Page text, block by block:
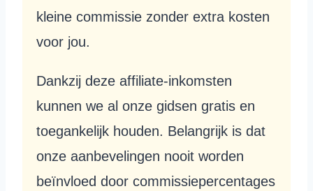
kleine commissie zonder extra kosten
voor jou.
Dankzij deze affiliate-inkomsten
kunnen we al onze gidsen gratis en
toegankelijk houden. Belangrijk is dat
onze aanbevelingen nooit worden
beïnvloed door commissiepercentages